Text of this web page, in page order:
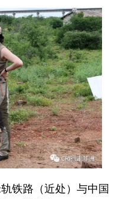
铁路（近处）与中国